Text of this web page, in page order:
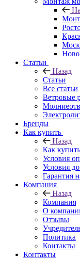
Статьи
Назад
Статьи
Все статьи
Ветровые
Бренды
Как купить
Назад
Как купить
Условия
Условия
Гарантия
Компания
Назад
Компания
О
Отзывы
Политика
Контакты
Контакты